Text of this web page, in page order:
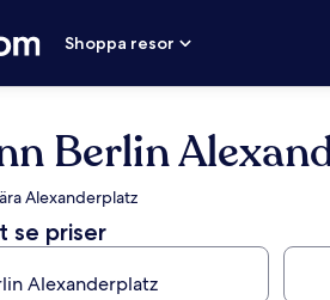
Shoppa resor
Berlin
Alexanderplatz
se priser